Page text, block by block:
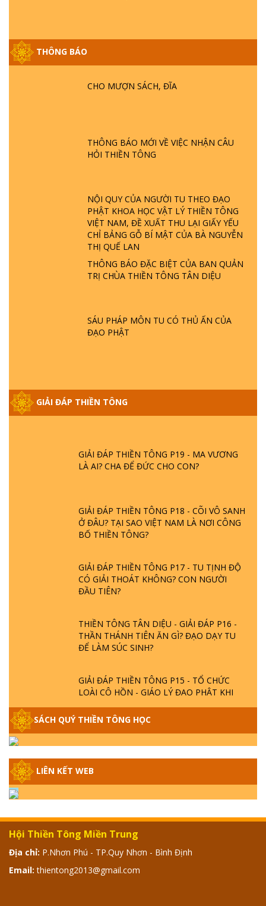
THÔNG BÁO
CHO MƯỢN SÁCH, ĐĨA
THÔNG BÁO MỚI VỀ VIỆC NHẬN CÂU
HỎI THIỀN TÔNG
NỘI QUY CỦA NGƯỜI TU THEO ĐẠO
PHẬT KHOA HỌC VẬT LÝ THIỀN TÔNG
VIỆT NAM, ĐỀ XUẤT THU LẠI GIẤY YẾU
CHỈ BẢNG GỖ BÍ MẬT CỦA BÀ NGUYỄN
THỊ QUẾ LAN
THÔNG BÁO ĐẶC BIỆT CỦA BAN QUẢN
TRỊ CHÙA THIỀN TÔNG TÂN DIỆU
SÁU PHÁP MÔN TU CÓ THỦ ẤN CỦA
ĐẠO PHẬT
GIẢI ĐÁP THIỀN TÔNG
GIẢI ĐÁP ĐẶC BIỆT P25 - SUỐT 49 NĂM
PHẬT KHÔNG NÓI? HỘI LONG HOA LÀ
TTTD
GIẢI ĐÁP THIỀN TÔNG ĐẶC BIỆT P22 - TẠI
SAO TRÁI ĐẤT NHIỀU THIÊN TAI - LŨ LỤT
- HỎA HOẠN | TTTD
GIẢI ĐÁP THIỀN TÔNG ĐẶC BIỆT P21 - TẠI
GIẢI ĐÁP VỀ LỄ TIỄN THIỀN TÔNG SƯ
GIẢI ĐÁP THIỀN TÔNG ĐẶC BIỆT PHẦN 20
- BÁC NGUYỄN NHÂN LÀ AI? PHIỀN NÃO
DO ĐÂU MÀ CÓ?
GIẢI ĐÁP THIỀN TÔNG P19 - MA VƯƠNG
LÀ AI? CHA ĐỂ ĐỨC CHO CON?
GIẢI ĐÁP THIỀN TÔNG P18 - CÕI VÔ SANH
Ở ĐÂU? TẠI SAO VIỆT NAM LÀ NƠI CÔNG
BỐ THIỀN TÔNG?
GIẢI ĐÁP THIỀN TÔNG P17 - TU TỊNH ĐỘ
CÓ GIẢI THOÁT KHÔNG? CON NGƯỜI
ĐẦU TIÊN?
THIỀN TÔNG TÂN DIỆU - GIẢI ĐÁP P16 -
THẦN THÁNH TIÊN ĂN GÌ? ĐẠO DẠY TU
ĐỂ LÀM SÚC SINH?
GIẢI ĐÁP THIỀN TÔNG P15 - TỔ CHỨC
LOÀI CÔ HỒN - GIÁO LÝ ĐẠO PHẬT KHI
GIẢI ĐÁP THIỀN TÔNG ĐẶC BIỆT - P14 -
NGUỒN GỐC ÂM LỊCH DƯƠNG LỊCH -
TẦNG BÌNH LƯU LỚN ĐẾN ĐÂU
CON NGƯỜI TU THÀNH PHẬT ĐƯỢC
SỰ THẬT VỀ ĐẠI HỒNG THỦY? TRỜI ĐÁNH
THÁNH ĐÂM THẦN VẶN HỌNG?
SÁCH QUÝ THIỀN TÔNG HỌC
LIÊN KẾT WEB
Hội Thiền Tông Miền Trung
Địa chỉ: P.Nhơn Phú - TP.Quy Nhơn - Bình Định
Email: thientong2013@gmail.com